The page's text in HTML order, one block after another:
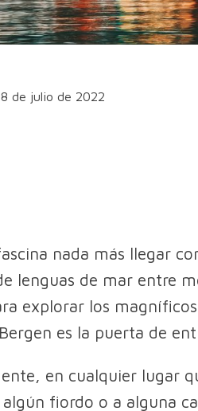
de julio de 2022
nada más llegar
lenguas de mar entre
explorar los
es la puerta de
en cualquier lugar
algún fiordo o a alguna